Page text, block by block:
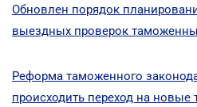
Обновлен порядок
выездных проверок
Реформа таможенного
происходить переход на